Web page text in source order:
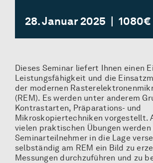
28. Januar 2025 | 1080€
Dieses Seminar liefert Ihnen einen
Leistungsfähigkeit und die
der modernen
(REM). Es werden unter anderem
Kontrastarten, Präparations- und
Mikroskopiertechniken vorgestellt.
vielen praktischen Übungen werden
Seminarteilnehmer in die Lage
selbständig am REM ein Bild zu
Messungen durchzuführen und zu